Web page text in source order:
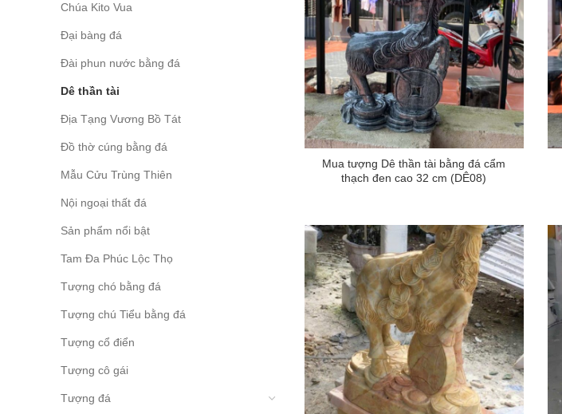
Chúa Kito Vua
Đại bàng đá
Đài phun nước bằng đá
Dê thần tài
Địa Tạng Vương Bồ Tát
Đồ thờ cúng bằng đá
Mẫu Cửu Trùng Thiên
Nội ngoại thất đá
Sản phẩm nổi bật
Tam Đa Phúc Lộc Thọ
Tượng chó bằng đá
Tượng chú Tiểu bằng đá
Tượng cổ điển
Tượng cô gái
Tượng đá
Mua tượng Dê thần tài bằng đá cẩm
thạch đen cao 32 cm (DÊ08)